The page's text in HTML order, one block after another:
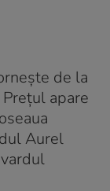
de la
apare
Aurel